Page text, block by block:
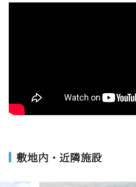
敷地内・近隣施設